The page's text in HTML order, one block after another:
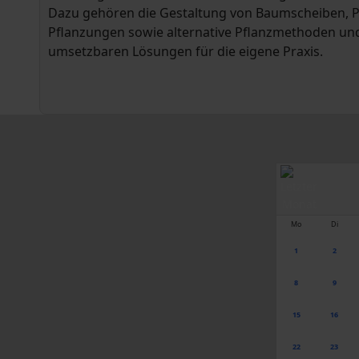
Dazu gehören die Gestaltung von
Pflanzungen sowie alternative Pflanzmethoden
umsetzbaren Lösungen für die eigene Praxis.
Mo Di
1 2
8 9
15 16
22 23